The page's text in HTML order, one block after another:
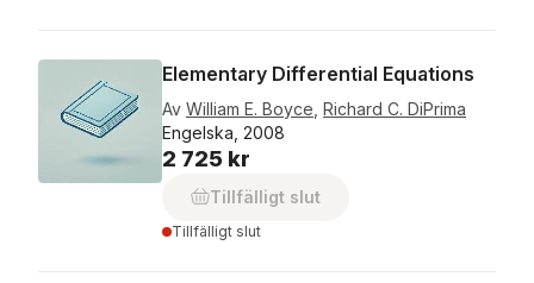
Elementary Differential Equations
Av William E. Boyce Richard C. DiPrima
Engelska, 2008
2 725 kr
Tillfälligt slut
Tillfälligt slut